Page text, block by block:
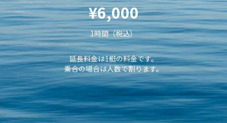
¥6,000
1時間（税込）
延長料金は1艇の料金です。
乗合の場合は人数で割ります。